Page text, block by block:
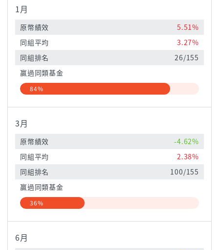
1月
原幣績效
5.51%
同組平均
3.27%
同組排名
26/155
贏過同類基金
84%
3月
原幣績效
-4.62%
同組平均
2.38%
同組排名
100/155
贏過同類基金
36%
6月